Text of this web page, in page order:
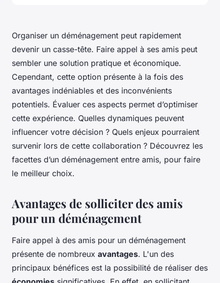
Organiser un déménagement peut rapidement
devenir un casse-tête. Faire appel à ses amis peut
sembler une solution pratique et économique.
Cependant, cette option présente à la fois des
avantages indéniables et des inconvénients
potentiels. Évaluer ces aspects permet d’optimiser
cette expérience. Quelles dynamiques peuvent
influencer votre décision ? Quels enjeux pourraient
survenir lors de cette collaboration ? Découvrez les
facettes d’un déménagement entre amis, pour faire
le meilleur choix.
Avantages de solliciter des amis
pour un déménagement
Faire appel à des amis pour un déménagement
présente de nombreux avantages. L'un des
principaux bénéfices est la possibilité de réaliser des